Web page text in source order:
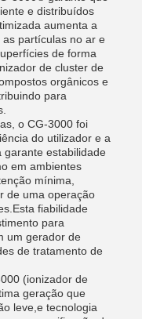
e distribuídos
aumenta a
partículas no ar e
de forma
de cluster de
orgânicos e
para
o CG-3000 foi
do utilizador e a
garante estabilidade
em ambientes
mínima,
de uma operação
fiabilidade
para
um gerador de
de tratamento de
(ionizador de
geração que
leve,e tecnologia